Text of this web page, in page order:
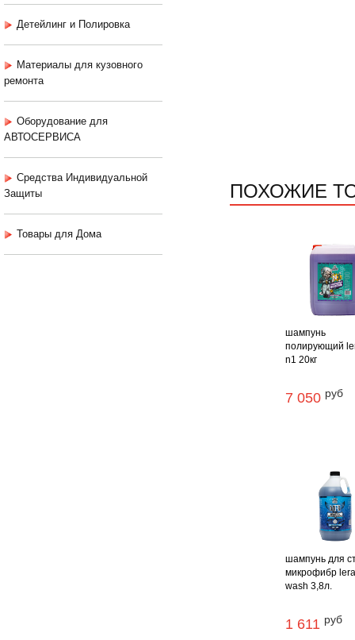
Детейлинг и Полировка
Материалы для кузовного
ремонта
Оборудование для
АВТОСЕРВИСА
Средства Индивидуальной
Защиты
Товары для Дома
ПОХОЖИЕ
шампунь
полирующий
n1 20кг
7 050 руб
шампунь для
микрофибр
wash 3,8л.
1 611 руб